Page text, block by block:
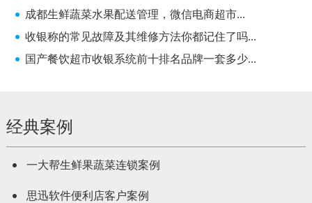
成都生鲜蔬菜水果配送管理，微信电商超市...
收银称的常见故障及其维修方法你都记住了吗...
国产餐饮超市收银系统前十排名品牌一套多少...
经典案例
一大帮生鲜果蔬菜连锁案例
思迅软件便利店客户案例